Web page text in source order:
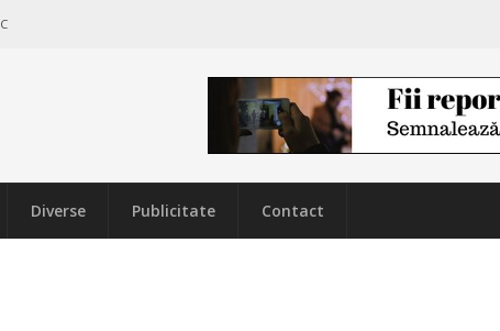
Diverse Publicitate Contact